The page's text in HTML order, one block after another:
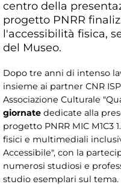
centro della
progetto PNRR
l'accessibilità fisica,
del Museo.
Dopo tre anni di intenso
insieme ai partner CNR
Associazione Culturale
giornate dedicate alla
progetto PNRR MIC M1C3
fisici e multimediali
Accessibile", con la
numerosi studiosi e
studio esemplari sul tema.